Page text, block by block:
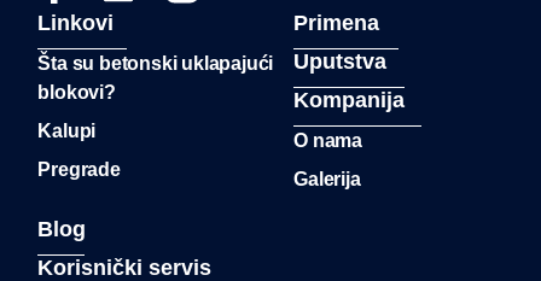
Linkovi
Šta su betonski uklapajući
blokovi?
Kalupi
Pregrade
Primena
Uputstva
Kompanija
O nama
Galerija
Blog
Korisnički servis